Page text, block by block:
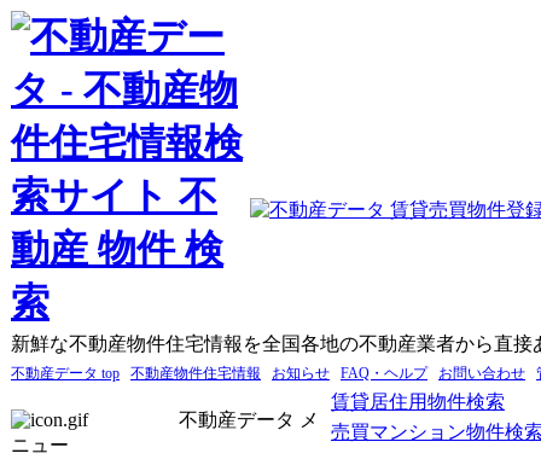
新鮮な不動産物件住宅情報を全国各地の不動産業者から直接
不動産データ top 不動産物件住宅情報 お知らせ FAQ・ヘルプ お問い合わせ
不動産データ メ
ニュー
賃貸居住用物件検索
売買マンション物件検